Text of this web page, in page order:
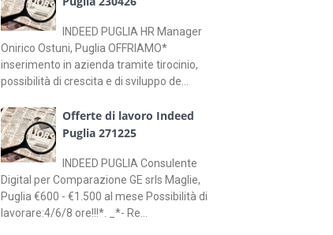
INDEED PUGLIA HR Manager
Onirico Ostuni, Puglia OFFRIAMO*
inserimento in azienda tramite tirocinio,
possibilità di crescita e di sviluppo de...
Offerte di lavoro Indeed
Puglia 271225
INDEED PUGLIA Consulente
Digital per Comparazione GE srls Maglie,
Puglia €600 - €1.500 al mese Possibilità di
lavorare:4/6/8 ore!!!*. _*- Re...